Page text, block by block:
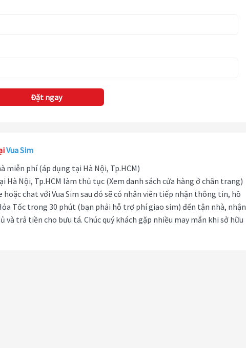
Đặt ngay
Vua Sim
miễn phí (áp dụng tại Hà Nội, Tp.HCM)
Hà Nội, Tp.HCM làm thủ tục (Xem danh sách cửa hàng ở chân trang)
chat với Vua Sim sau đó sẽ có nhân viên tiếp nhận thông tin, hồ
Tốc trong 30 phút (bạn phải hỗ trợ phí giao sim) đến tận nhà, nhận
trả tiền cho bưu tá. Chúc quý khách gặp nhiều may mắn khi sở hữu